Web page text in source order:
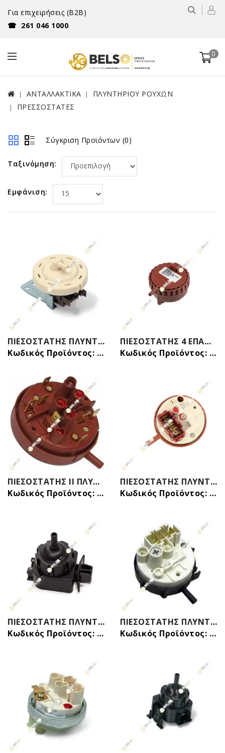
Για επιχειρήσεις (B2B)
☎ 261 046 1000
0
ΑΝΤΑΛΛΑΚΤΙΚΑ
ΠΛΥΝΤΗΡΙΟΥ ΡΟΥΧΩΝ
ΠΡΕΣΣΟΣΤΑΤΕΣ
Σύγκριση Προϊόντων (0)
Ταξινόμηση:
Εμφάνιση:
ΠΙΕΣΟΣTAΤΗΣ ΠΛΥΝΤΗΡΙΟΥ ΡΟΥΧΩΝ 3 ΕΠAΦΩΝ ΜΕ ΒΑΣΗ LG 6601EN1005A 6601ER1006X
Κωδικός Προϊόντος: 32018601
ΠΙΕΣΟΣΤΑΤΗΣ 4 ΕΠΑΦΩΝ 78/55 ΣΤΑΘΜΗΣ ΝΕΡΟΥ ΠΛΥΝΤΗΡΙΟΥ ΡΟΥΧΩΝ BOSCH SIEMENS 00600925
Κωδικός Προϊόντος: 32016411
ΠΙΕΣΟΣΤΑΤΗΣ ΙΙ ΠΛΥΝΤΗΡΙΟΥ ΡΟΥΧΩΝ 7 ΕΠΑΦΩΝ ΠΛΑΙΝΟΣ 122/90-155/100 HD505ER201
Κωδικός Προϊόντος: 32015070
ΠΙΕΣΟΣΤΑΤΗΣ ΠΛΥΝΤΗΡΙΟΥ ΡΟΥΧΩΝ 4 ΕΠΑΦΩΝ 1ΣΩΛΗΝΑΚΙ ΣΤΟ ΠΛΑΙ ΜΕ ΣΤΑΘΜΗ 76/51 ΚΑΙ ΥΠΕΡΧΕΙΛΙΣΗ 380 ARISTON - INDESIT - WHIRLPOOL
Κωδικός Προϊόντος: 32016304
ΠΙΕΣΟΣΤΑΤΗΣ ΠΛΥΝΤΗΡΙΟΥ ΡΟΥΧΩΝ 85℃ AEG - ZANUSSI
Κωδικός Προϊόντος: 32015730
ΠΙΕΣΟΣΤΑΤΗΣ ΠΛΥΝΤΗΡΙΟΥ ΡΟΥΧΩΝ WHIRLPOOL 70/30 ΠΛΑΓΙΟΣ 4 ΕΠΑΦΩΝ 481927129082 C00492222
Κωδικός Προϊόντος: 32016214